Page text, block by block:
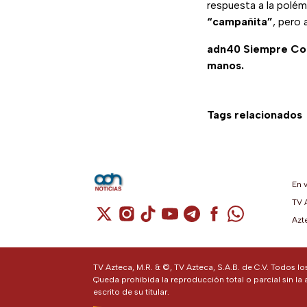
respuesta a la
“campañita”, pero
adn40 Siempre
manos.
Tags relacionados
Cuenta de X / Twitter (se abre en una
Cuenta de Instagram (se abre en
Cuenta de TikTok (se abre en
Cuenta de YouTube (se
Cuenta de Telegram
Cuenta de
Cuenta de
En
TV
TV Azteca, M.R. & ©, TV Azteca, S.A.B. de C.V. Todos
Queda prohibida la reproducción total o parcial sin la
escrito de su titular.